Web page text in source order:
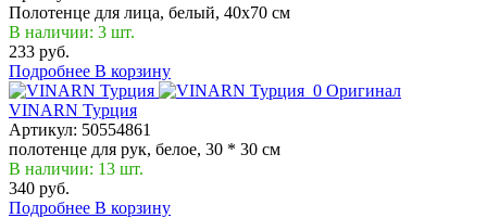
Полотенце для лица, белый, 40x70 см
В наличии: 3 шт.
233 руб.
Подробнее В корзину
Оригинал
VINARN Турция
Артикул: 50554861
полотенце для рук, белое, 30 * 30 см
В наличии: 13 шт.
340 руб.
Подробнее В корзину